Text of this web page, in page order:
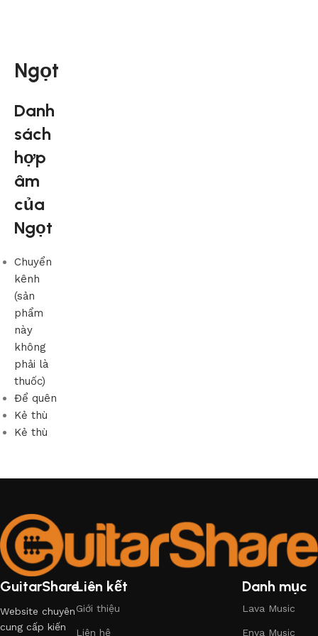
Ngọt
Danh
sách
hợp
âm
của
Ngọt
Chuyển
kênh
(sản
phẩm
này
không
phải là
thuốc)
Để quên
Kẻ thù
Kẻ thù
GuitarShare
Website chuyên
cung cấp kiến
Liên kết
Giới thiệu
Liên hệ
Danh mục
Lava Music
Enya Music